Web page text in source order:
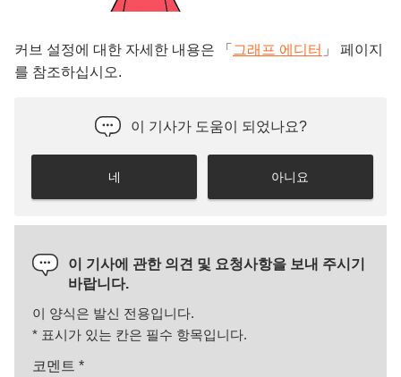
커브 설정에 대한 자세한 내용은 「 그래프 에디터 」 페이지
를 참조하십시오.
이 기사가 도움이 되었나요?
네 아니요
이 기사에 관한 의견 및 요청사항을 보내 주시기
바랍니다.
이 양식은 발신 전용입니다.
* 표시가 있는 칸은 필수 항목입니다.
코멘트 *